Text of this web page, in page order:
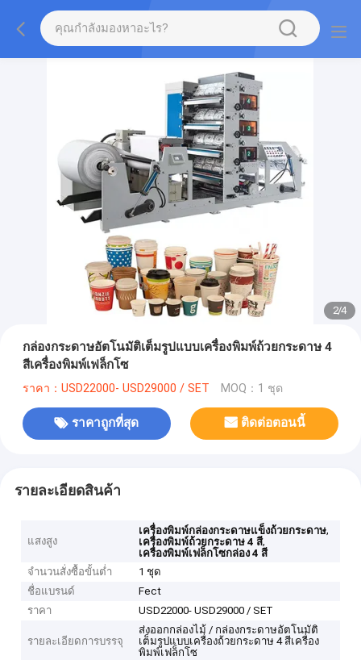
2/4
กล่องกระดาษอัตโนมัติเต็มรูปแบบเครื่องพิมพ์ถ้วยกระดาษ 4
สีเครื่องพิมพ์เฟล็กโซ
ราคา：USD22000- USD29000 / SET MOQ：1 ชุด
ราคาถูกที่สุด ติดต่อตอนนี้
รายละเอียดสินค้า
แสงสูง
เครื่องพิมพ์กล่องกระดาษแข็งถ้วยกระดาษ,
เครื่องพิมพ์ถ้วยกระดาษ 4 สี,
เครื่องพิมพ์เฟล็กโซกล่อง 4 สี
จำนวนสั่งซื้อขั้นต่ำ
1 ชุด
ชื่อแบรนด์
Fect
ราคา
USD22000- USD29000 / SET
รายละเอียดการบรรจุ
ส่งออกกล่องไม้ / กล่องกระดาษอัตโนมัติ
เต็มรูปแบบเครื่องถ้วยกระดาษ 4 สีเครื่อง
พิมพ์เฟล็กโซ